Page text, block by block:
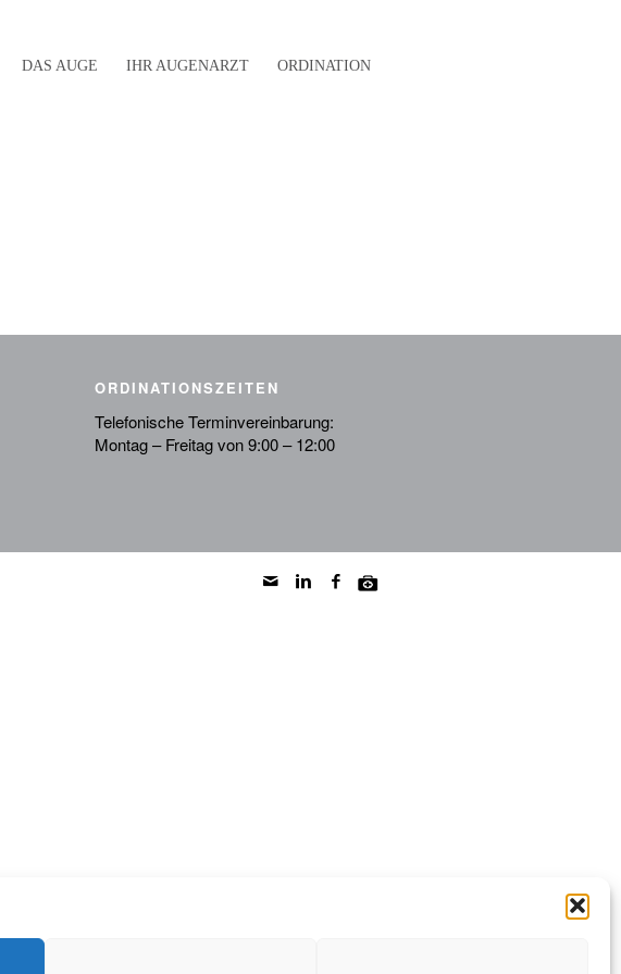
DAS AUGE IHR AUGENARZT ORDINATION
ORDINATIONSZEITEN
Telefonische Terminvereinbarung:
Montag – Freitag von 9:00 – 12:00